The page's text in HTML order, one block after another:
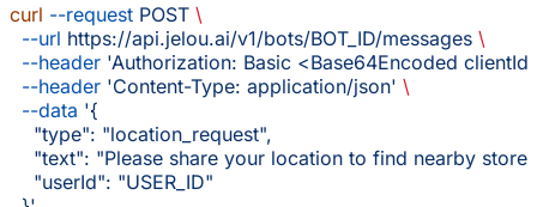
curl --request POST \
  --url
https://api.jelou.ai/v1/bots/BOT_ID/messages \
  --header
'Authorization: Basic <Base64Encoded
  --header
'Content-Type: application/json' \
  --data
'{
    "type": "location_request",
"text": "Please share your location to find nearby
    "userId": "USER_ID"